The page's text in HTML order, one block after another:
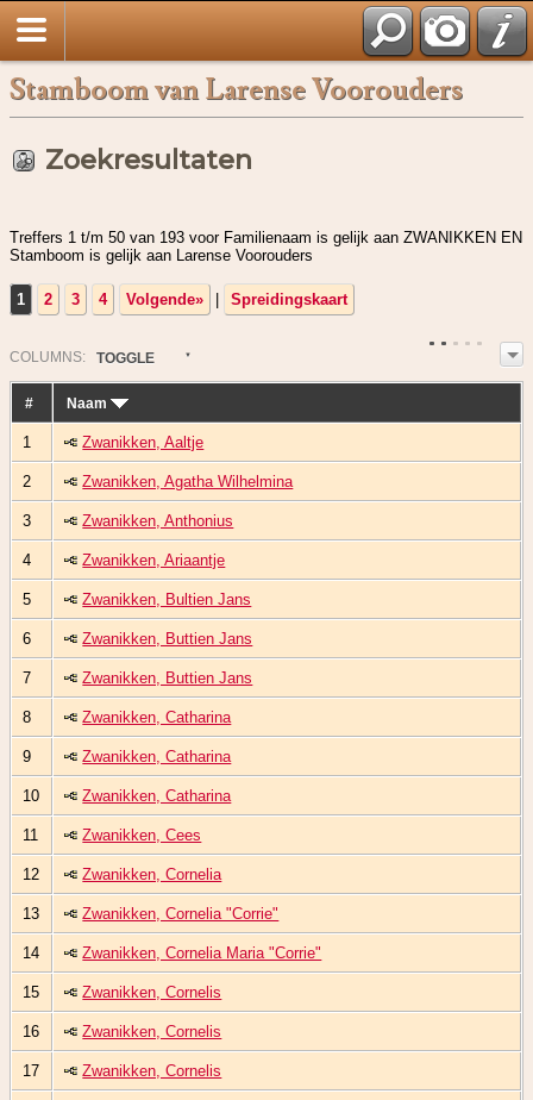
Stamboom van Larense Voorouders
Zoekresultaten
Treffers 1 t/m 50 van 193 voor Familienaam is gelijk aan ZWANIKKEN EN
Stamboom is gelijk aan Larense Voorouders
1 2 3 4 Volgende» Spreidingskaart
COLUMN S: TOGGLE
# Naam
1 Zwanikken, Aaltje
2 Zwanikken, Agatha Wilhelmina
3 Zwanikken, Anthonius
4 Zwanikken, Ariaantje
5 Zwanikken, Bultien Jans
6 Zwanikken, Buttien Jans
7 Zwanikken, Buttien Jans
8 Zwanikken, Catharina
9 Zwanikken, Catharina
10 Zwanikken, Catharina
11 Zwanikken, Cees
12 Zwanikken, Cornelia
13 Zwanikken, Cornelia "Corrie"
14 Zwanikken, Cornelia Maria "Corrie"
15 Zwanikken, Cornelis
16 Zwanikken, Cornelis
17 Zwanikken, Cornelis